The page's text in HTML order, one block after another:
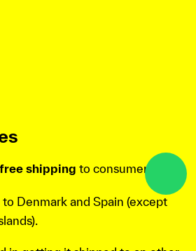
free shipping to consumers in
Denmark and Spain (except